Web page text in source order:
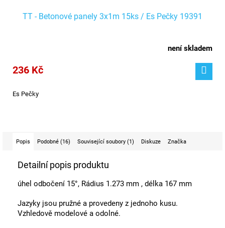
TT - Betonové panely 3x1m 15ks / Es Pečky 19391
není skladem
236 Kč
Es Pečky
Popis Podobné (16) Související soubory (1) Diskuze Značka
Detailní popis produktu
úhel odbočení 15°, Rádius 1.273 mm , délka 167 mm
Jazyky jsou pružné a provedeny z jednoho kusu.
Vzhledově modelové a odolné.